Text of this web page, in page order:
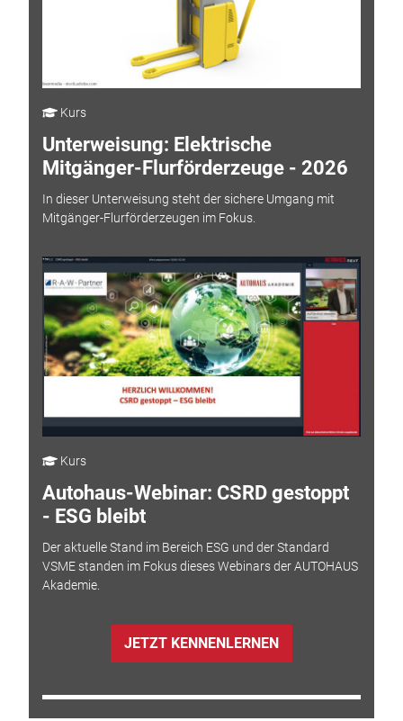
Kurs
Unterweisung: Elektrische
Mitgänger-Flurförderzeuge - 2026
In dieser Unterweisung steht der sichere Umgang mit
Mitgänger-Flurförderzeugen im Fokus.
Kurs
Autohaus-Webinar: CSRD gestoppt
- ESG bleibt
Der aktuelle Stand im Bereich ESG und der Standard
VSME standen im Fokus dieses Webinars der AUTOHAUS
Akademie.
JETZT KENNENLERNEN